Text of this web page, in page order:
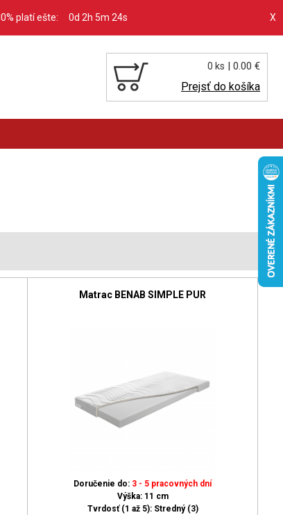
platí ešte: 0d 2h 5m 23s X
0 ks | 0.00 €
Prejsť do košíka
Matrac BENAB SIMPLE PUR
Doručenie do: 3 - 5 pracovných dní
Výška: 11 cm
Tvrdosť (1 až 5): Stredný (3)